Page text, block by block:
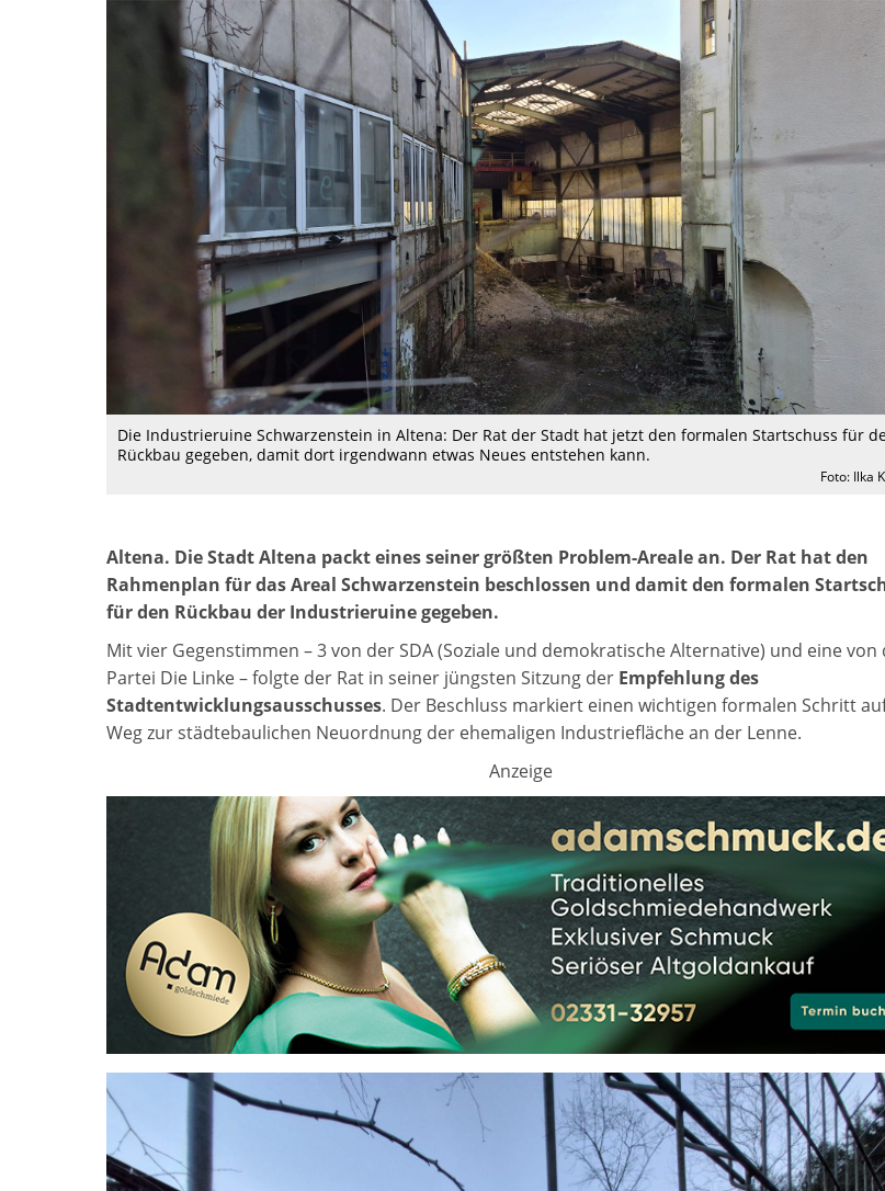
Die Industrieruine Schwarzenstein in Altena: Der Rat der Stadt hat jetzt den formalen Startschuss für
Rückbau gegeben, damit dort irgendwann etwas Neues entstehen kann.
Foto: Ilka
Altena. Die Stadt Altena packt eines seiner größten Problem-Areale an. Der Rat hat den
Rahmenplan für das Areal Schwarzenstein beschlossen und damit den formalen
für den Rückbau der Industrieruine gegeben.
Mit vier Gegenstimmen – 3 von der SDA (Soziale und demokratische Alternative) und eine von
Partei Die Linke – folgte der Rat in seiner jüngsten Sitzung der Empfehlung des
Stadtentwicklungsausschusses. Der Beschluss markiert einen wichtigen formalen Schritt
Weg zur städtebaulichen Neuordnung der ehemaligen Industriefläche an der Lenne.
Anzeige